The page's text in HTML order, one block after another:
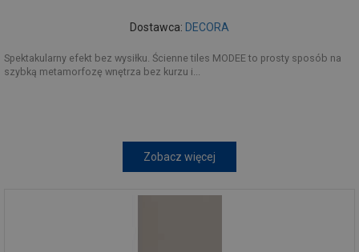
Dostawca: DECORA
Spektakularny efekt bez wysiłku. Ścienne tiles MODEE to prosty sposób na
szybką metamorfozę wnętrza bez kurzu i...
Zobacz więcej